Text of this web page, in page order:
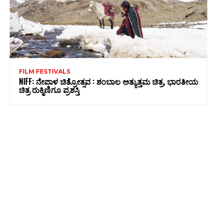
FILM FESTIVALS
NIFF: ನೇಪಾಳ ಚಿತ್ರೋತ್ಸವ : ಶಂಬಾಲ ಅತ್ಯುತ್ತಮ ಚಿತ್ರ, ಭಾರತೀಯ
ಚಿತ್ರ ರುಕ್ಮಿಣಿಗೂ ಪ್ರಶಸ್ತಿ